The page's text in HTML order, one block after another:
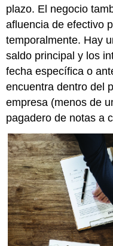
plazo. El negocio
afluencia de efectivo
temporalmente. Hay
saldo principal y los
fecha específica o
encuentra dentro del
empresa (menos de
pagadero de notas a